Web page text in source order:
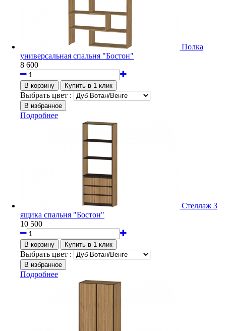
Полка
универсальная спальня "Бостон"
8 600
Выбрать цвет :
Подробнее
Стеллаж 3
ящика спальня "Бостон"
10 500
Выбрать цвет :
Подробнее